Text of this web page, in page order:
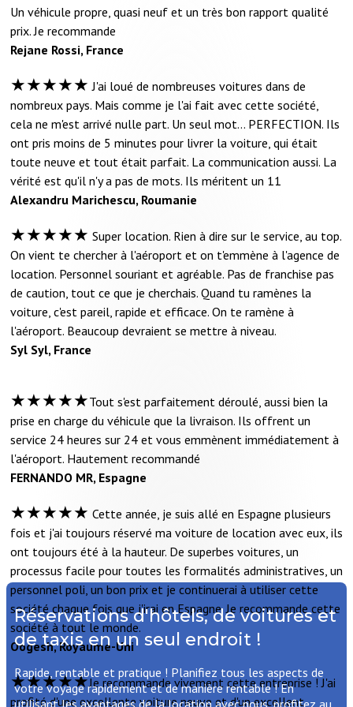
Un véhicule propre, quasi neuf et un très bon rapport qualité
prix. Je recommande
Rejane Rossi, France
★★★★★ J'ai loué de nombreuses voitures dans de
nombreux pays. Mais comme je l'ai fait avec cette société,
cela ne m'est arrivé nulle part. Un seul mot... PERFECTION. Ils
ont pris moins de 5 minutes pour livrer la voiture, qui était
toute neuve et tout était parfait. La communication aussi. La
vérité est qu'il n'y a pas de mots. Ils méritent un 11
Alexandru Marichescu, Roumanie
★★★★★ Super location. Rien à dire sur le service, au top.
On vient te chercher à l'aéroport et on t'emmène à l'agence de
location. Personnel souriant et agréable. Pas de franchise pas
de caution, tout ce que je cherchais. Quand tu ramènes la
voiture, c'est pareil, rapide et efficace. On te ramène à
l'aéroport. Beaucoup devraient se mettre à niveau.
Syl Syl, France
★★★★★Tout s'est parfaitement déroulé, aussi bien la
prise en charge du véhicule que la livraison. Ils offrent un
service 24 heures sur 24 et vous emmènent immédiatement à
l'aéroport. Hautement recommandé
FERNANDO MR, Espagne
★★★★★ Cette année, je suis allé en Espagne plusieurs
fois et j'ai toujours réservé ma voiture de location avec eux, ils
ont toujours été à la hauteur. De superbes voitures, un
processus facile pour toutes les formalités administratives, un
personnel poli, un bon prix et je continuerai à utiliser cette
société chaque fois que j'irai en Espagne. Je recommande cette
société à tout le monde.
Oogesh, Royaume-Uni
★★★★★Je recommande vivement cette entreprise ! J'ai
profité d'une excellente voiture neuve et d'un excellent
Réservations d'hôtels, de voitures et
de taxis en un seul endroit !
Rapide, rentable et pratique ! Planifiez tous les aspects de
votre voyage rapidement et de manière rentable ! En
utilisant les avantages de la location avec nous, profitez au